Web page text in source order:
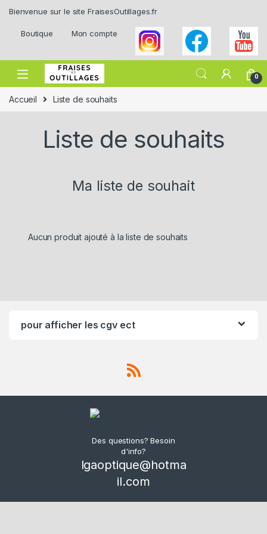
Bienvenue sur le site FraisesOutillages.fr
Boutique Mon compte
0
Accueil Liste de souhaits
Liste de souhaits
Ma liste de souhait
Aucun produit ajouté à la liste de souhaits
pour afficher les cgv ect
Des questions? Besoin
d'info?
lgaoptique@hotma
il.com